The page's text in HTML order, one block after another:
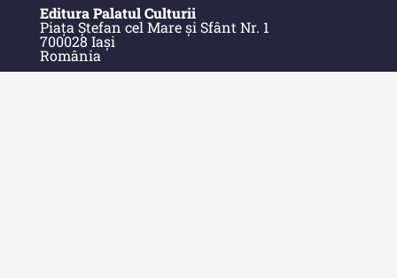
Editura Palatul Culturii
Piața Ștefan cel Mare și Sfânt Nr. 1
700028 Iași
România